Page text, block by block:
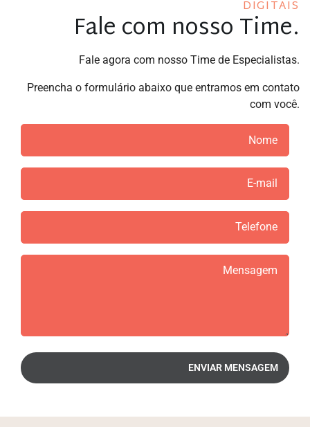
DIGITAIS
Fale com nosso Time.
Fale agora com nosso Time de Especialistas.
Preencha o formulário abaixo que entramos em contato
com você.